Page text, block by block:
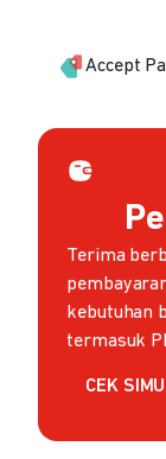
Accept
Terima
kebutuhan
termasuk
CEK